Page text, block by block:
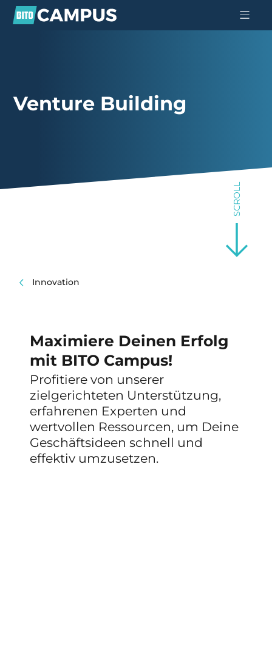
Venture Building
SCROLL
Innovation
Maximiere Deinen Erfolg
mit BITO Campus!
Profitiere von unserer
zielgerichteten Unterstützung,
erfahrenen Experten und
wertvollen Ressourcen, um Deine
Geschäftsideen schnell und
effektiv umzusetzen.